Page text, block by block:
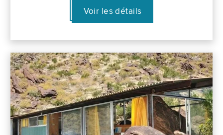
Voir les détails